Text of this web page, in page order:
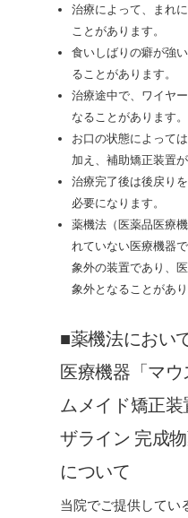
治療によって、まれ
ことがあります。
食いしばりの癖が強
ることがあります。
治療途中で、ワイヤ
なることがあります。
お口の状態によって
加え、補助矯正装置
治療完了後は後戻り
必要になります。
薬機法（医薬品医療
れていない医療機器
象外の装置であり、
象外となることがあり
■薬機法におい
医療機器「マ
ムメイド矯正
ザライン 完成
について
当院でご提供してい